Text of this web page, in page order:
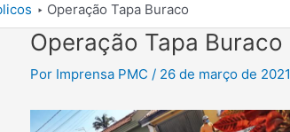
Operação Tapa Buraco
Operação Tapa Buraco
Por Imprensa PMC / 26 de março de 2021